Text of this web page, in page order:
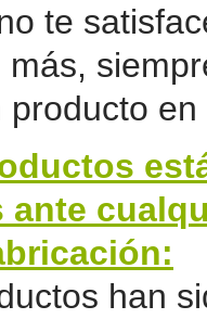
te
en
ante
han